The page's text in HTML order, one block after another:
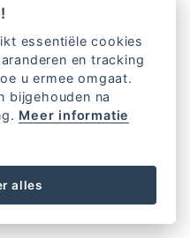
essentiële cookies
en tracking
u ermee omgaat.
bijgehouden na
Meer informatie
alles